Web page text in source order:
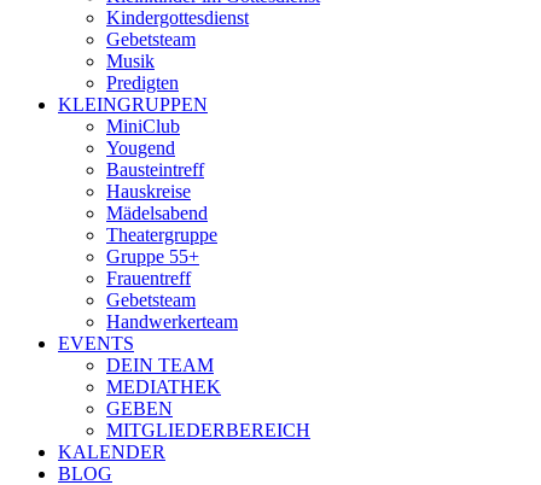
Kindergottesdienst
Gebetsteam
Musik
Predigten
KLEINGRUPPEN
MiniClub
Yougend
Bausteintreff
Hauskreise
Mädelsabend
Theatergruppe
Gruppe 55+
Frauentreff
Gebetsteam
Handwerkerteam
EVENTS
DEIN TEAM
MEDIATHEK
GEBEN
MITGLIEDERBEREICH
KALENDER
BLOG